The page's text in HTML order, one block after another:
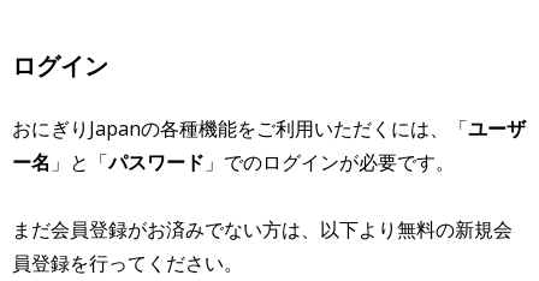
ログイン
おにぎりJapanの各種機能をご利用いただくには、「ユーザ
ー名 」と「パスワード 」でのログインが必要です。
まだ会員登録がお済みでない方は、以下より無料の新規会
員登録を行ってください。